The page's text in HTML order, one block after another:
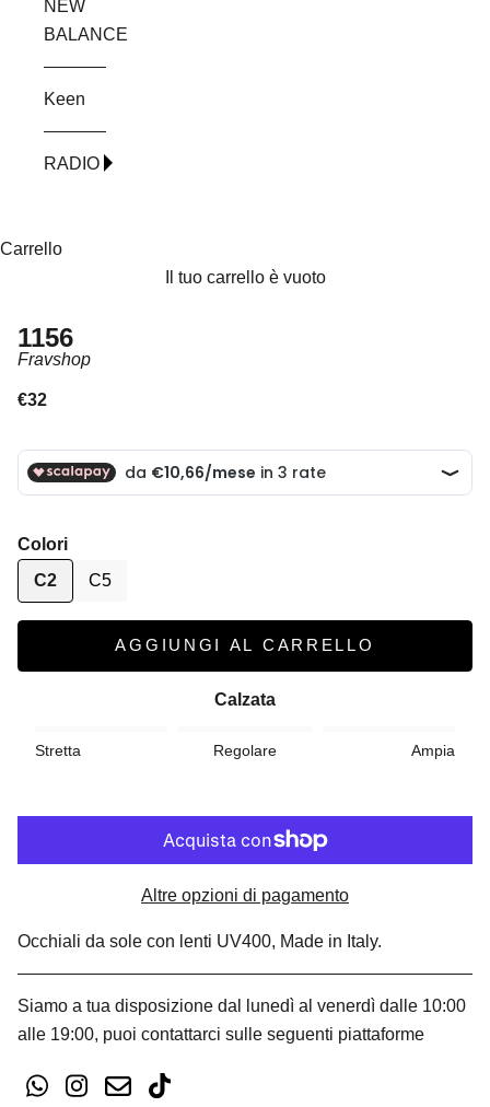
NEW
BALANCE
Keen
RADIO
Carrello
Il tuo carrello è vuoto
1156
Fravshop
Prezzo scontato
€32
Colori
C2
C5
AGGIUNGI AL CARRELLO
Calzata
Stretta Regolare Ampia
Altre opzioni di pagamento
Occhiali da sole con lenti UV400, Made in Italy.
Siamo a tua disposizione dal lunedì al venerdì dalle 10:00
alle 19:00, puoi contattarci sulle seguenti piattaforme